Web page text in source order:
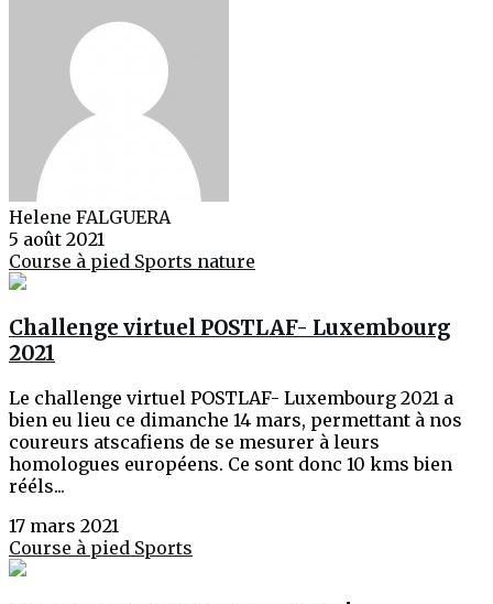
Helene FALGUERA
5 août 2021
Course à pied Sports nature
Challenge virtuel POSTLAF- Luxembourg
2021
Le challenge virtuel POSTLAF- Luxembourg 2021 a
bien eu lieu ce dimanche 14 mars, permettant à nos
coureurs atscafiens de se mesurer à leurs
homologues européens. Ce sont donc 10 kms bien
rééls...
17 mars 2021
Course à pied Sports